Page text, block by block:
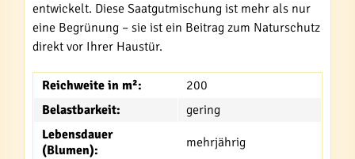
entwickelt. Diese Saatgutmischung ist mehr als nur
eine Begrünung – sie ist ein Beitrag zum Naturschutz
direkt vor Ihrer Haustür.
Reichweite in m²:
200
Belastbarkeit:
gering
Lebensdauer
(Blumen):
mehrjährig